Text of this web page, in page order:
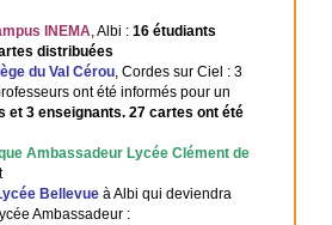
INEMA, Albi : 16 étudiants
distribuées
du Val Cérou, Cordes sur Ciel : 3
ont été informés pour un
et 3 enseignants. 27 cartes ont été
Ambassadeur Lycée Clément de
Bellevue à Albi qui deviendra
Ambassadeur :